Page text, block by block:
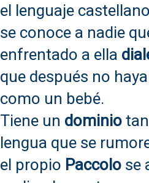
el lenguaje
se conoce a nadie
enfrentado a ella
que después no
como un bebé.
Tiene un dominio
lengua que se
el propio Paccolo se